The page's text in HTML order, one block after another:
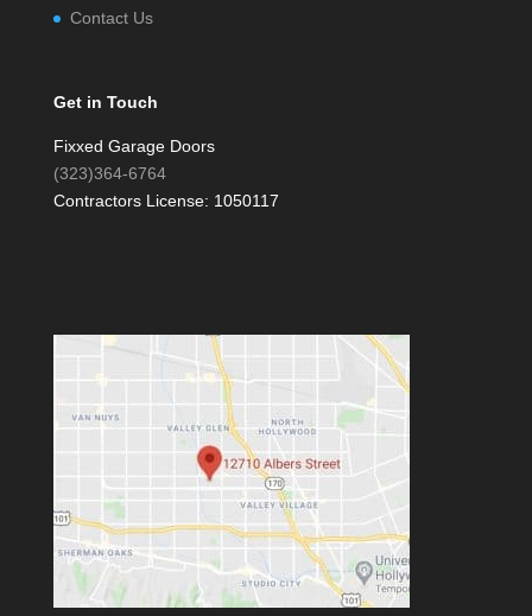
Contact Us
Get in Touch
Fixxed Garage Doors
(323)364-6764
Contractors License: 1050117